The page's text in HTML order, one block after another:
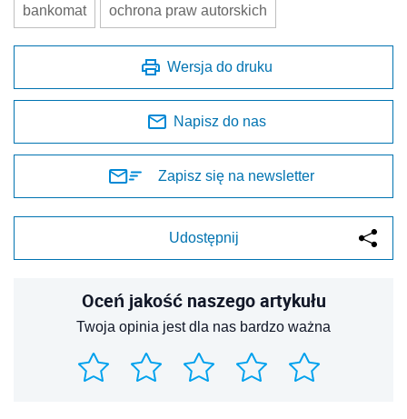
bankomat ochrona praw autorskich
Wersja do druku
Napisz do nas
Zapisz się na newsletter
Udostępnij
Oceń jakość naszego artykułu
Twoja opinia jest dla nas bardzo ważna